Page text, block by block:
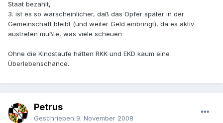
Staat bezahlt,
3. ist es so warscheinlicher, daß das Opfer später in der
Gemeinschaft bleibt (und weiter Geld einbringt), da es aktiv
austreten müßte, was viele scheuen
Ohne die Kindstaufe hätten RKK und EKD kaum eine
Überlebenschance.
Petrus
Geschrieben 9. November 2008